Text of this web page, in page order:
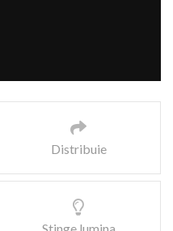
Distribuie